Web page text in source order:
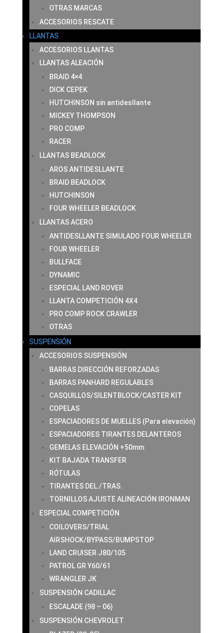
OTRAS MARCAS
ACCESORIOS RESCATE
LLANTAS
ACCESORIOS LLANTAS
LLANTAS ALEACIÓN
BRAID 4×4
DICK CEPEK
HUTCHINSON sin antidesllante
MICKEY THOMPSON
PRO COMP
RACER
LLANTAS BEADLOCK
AROS ANTIDESLLANTE
BRAID BEADLOCK
HUTCHINSON
FOUR WHEELER BEADLOCK
LLANTAS ACERO
ANTIDESLLANTE SIMULADO FOUR WHEELER
FOUR WHEELER
BULLFACE
DYNAMIC
ESPECIAL LAND ROVER
LLANTA COMPETICIÓN 4X4
PRO COMP ROCK CRAWLER
OTRAS
SUSPENSIÓN
ACCESORIOS SUSPENSIÓN
BARRAS DIRECCIÓN REFORZADAS
BARRAS PANHARD REGULABLES
CASQUILLOS/SILENTBLOCK/CASTER KIT
COPELAS
ESPACIADORES DE MUELLES (Para elevación)
ESPACIADORES TIRANTES DELANTEROS
GEMELAS ELEVACIÓN +50mm
KIT BAJADA TRANSFER
RÓTULAS
TIRANTES DEL./TRAS.
TORNILLOS AJUSTE ALINEACIÓN IRONMAN
ESPECIAL COMPETICIÓN
COILOVERS/TRIAL
AIRSHOCK/BYPASS/BUMPSTOP
LAND CRUISER J80/105
PATROL GR Y60/61
WRANGLER JK
SUSPENSIÓN CADILLAC
ESCALADE (98 – 06)
SUSPENSIÓN CHEVROLET